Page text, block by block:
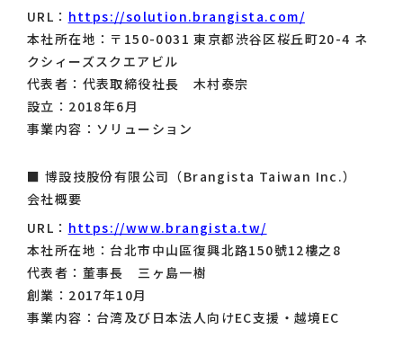
URL： https://solution.brangista.com/
本社所在地：〒150-0031 東京都渋谷区桜丘町20-4 ネ
クシィーズスクエアビル
代表者：代表取締役社長 木村泰宗
設立：2018年6月
事業内容：ソリューション
■ 博設技股份有限公司（Brangista Taiwan Inc.）
会社概要
URL： https://www.brangista.tw/
本社所在地：台北市中山區復興北路150號12樓之8
代表者：董事長 三ヶ島一樹
創業：2017年10月
事業内容：台湾及び日本法人向けEC支援・越境EC